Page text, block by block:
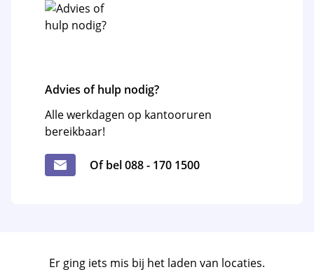
Advies of hulp nodig?
Alle werkdagen op kantooruren
bereikbaar!
Of bel 088 - 170 1500
Er ging iets mis bij het laden van locaties.